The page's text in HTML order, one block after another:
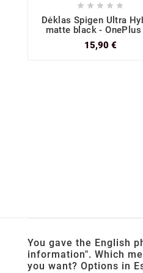
    
Dėklas Spigen Ultra
matte black -
15,90 €
You gave the English
information". Which
you want? Options in